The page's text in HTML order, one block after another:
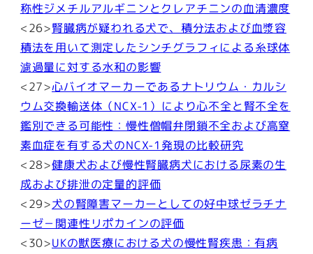
称性ジメチルアルギニンとクレアチニンの血清濃度
<26>腎臓病が疑われる犬で、積分法および血漿容
積法を用いて測定したシンチグラフィによる糸球体
濾過量に対する水和の影響
<27>心バイオマーカーであるナトリウム・カルシ
ウム交換輸送体（NCX-1）により心不全と腎不全を
鑑別できる可能性：慢性僧帽弁閉鎖不全および高窒
素血症を有する犬のNCX-1発現の比較研究
<28>健康犬および慢性腎臓病犬における尿素の生
成および排泄の定量的評価
<29>犬の腎障害マーカーとしての好中球ゼラチナ
ーゼ－関連性リポカインの評価
<30>UKの獣医療における犬の慢性腎疾患：有病